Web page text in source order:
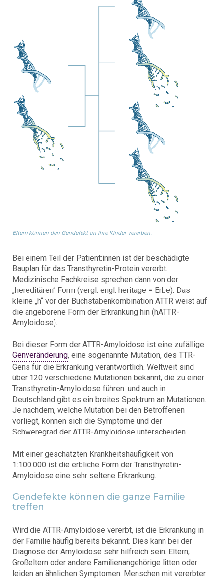
Eltern können den Gendefekt an ihre Kinder vererben.
Bei einem Teil der Patient:innen ist der beschädigte
Bauplan für das Transthyretin-Protein vererbt.
Medizinische Fachkreise sprechen dann von der
„hereditären“ Form (vergl. engl. heritage = Erbe). Das
kleine „h“ vor der Buchstabenkombination ATTR weist auf
die angeborene Form der Erkrankung hin (hATTR-
Amyloidose).
Bei dieser Form der ATTR-Amyloidose ist eine zufällige
Genveränderung, eine sogenannte Mutation, des TTR-
Gens für die Erkrankung verantwortlich. Weltweit sind
über 120 verschiedene Mutationen bekannt, die zu einer
Transthyretin-Amyloidose führen. und auch in
Deutschland gibt es ein breites Spektrum an Mutationen.
Je nachdem, welche Mutation bei den Betroffenen
vorliegt, können sich die Symptome und der
Schweregrad der ATTR-Amyloidose unterscheiden.
Mit einer geschätzten Krankheitshäufigkeit von
1:100.000 ist die erbliche Form der Transthyretin-
Amyloidose eine sehr seltene Erkrankung.
Gendefekte können die ganze Familie
treffen
Wird die ATTR-Amyloidose vererbt, ist die Erkrankung in
der Familie häufig bereits bekannt. Dies kann bei der
Diagnose der Amyloidose sehr hilfreich sein. Eltern,
Großeltern oder andere Familienangehörige litten oder
leiden an ähnlichen Symptomen. Menschen mit vererbter